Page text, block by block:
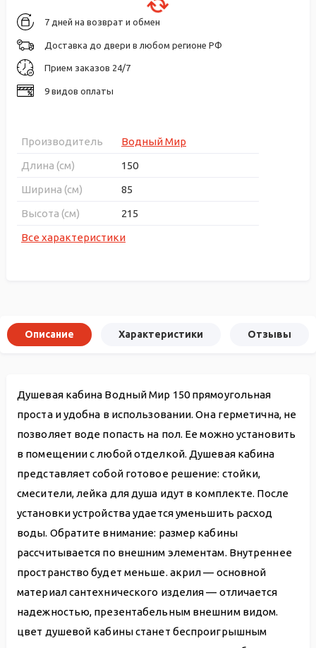
7 дней на возврат и обмен
Доставка до двери в любом регионе РФ
Прием заказов 24/7
9 видов оплаты
Производитель
Водный Мир
Длина (см)
150
Ширина (см)
85
Высота (см)
215
Все характеристики
Описание Характеристики Отзывы
Душевая кабина Водный Мир 150 прямоугольная
проста и удобна в использовании. Она герметична, не
позволяет воде попасть на пол. Ее можно установить
в помещении с любой отделкой. Душевая кабина
представляет собой готовое решение: стойки,
смесители, лейка для душа идут в комплекте. После
установки устройства удается уменьшить расход
воды. Обратите внимание: размер кабины
рассчитывается по внешним элементам. Внутреннее
пространство будет меньше. акрил — основной
материал сантехнического изделия — отличается
надежностью, презентабельным внешним видом.
цвет душевой кабины станет беспроигрышным